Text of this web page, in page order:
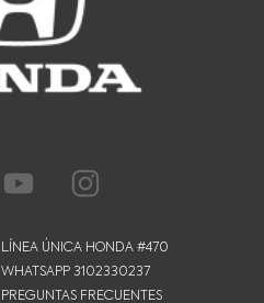
LÍNEA ÚNICA HONDA #470
WHATSAPP 3102330237
PREGUNTAS FRECUENTES